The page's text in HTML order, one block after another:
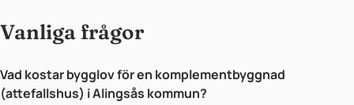
Vanliga frågor
Vad kostar bygglov för en komplementbyggnad
(attefallshus) i Alingsås kommun?